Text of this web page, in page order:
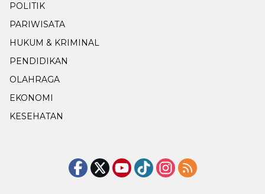
POLITIK
PARIWISATA
HUKUM & KRIMINAL
PENDIDIKAN
OLAHRAGA
EKONOMI
KESEHATAN